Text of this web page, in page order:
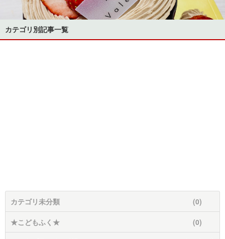
カテゴリ別記事一覧
カテゴリ未分類 (0)
★こどもふく★ (0)